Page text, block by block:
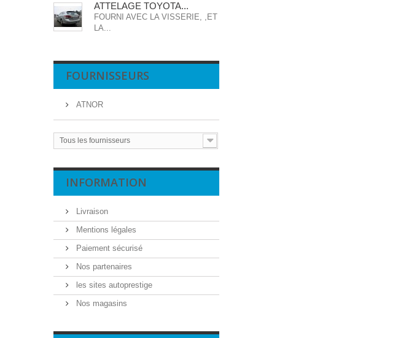
ATTELAGE TOYOTA...
FOURNI AVEC LA VISSERIE, ,ET
LA...
FOURNISSEURS
ATNOR
Tous les fournisseurs
INFORMATION
Livraison
Mentions légales
Paiement sécurisé
Nos partenaires
les sites autoprestige
Nos magasins